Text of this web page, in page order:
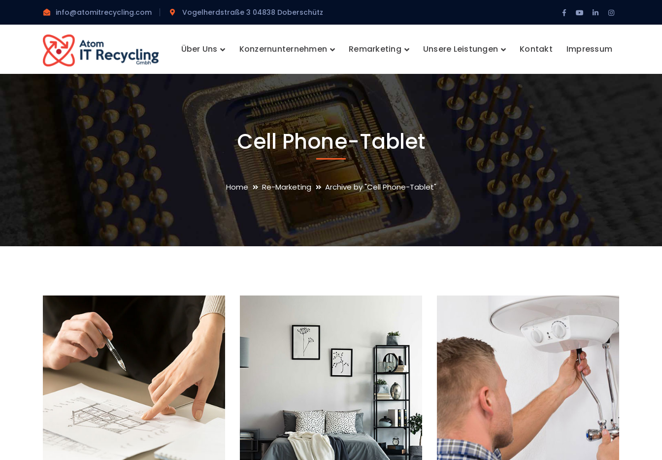
info@atomitrecycling.com Vogelherdstraße 3 04838 Doberschütz
Facebook
Profile
Youtube
Profile
LinkedIn
Profile
Instagram
Profile
Über Uns Konzernunternehmen Remarketing Unsere Leistungen Kontakt Impressum
Cell Phone-Tablet
Home Re-Marketing Archive by "Cell Phone-Tablet"